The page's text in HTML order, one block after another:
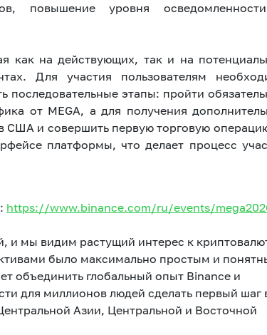
повышение уровня
как на действующих, так и на
Для участия пользователям
последовательные этапы: пройти
от MEGA, а для получения
США и совершить первую торговую
платформы, что делает процесс
https://www.binance.com/ru/events/
и мы видим растущий интерес к
было максимально простым и
объединить глобальный опыт Binance и
для миллионов людей сделать первый шаг
Азии, Центральной и Восточной